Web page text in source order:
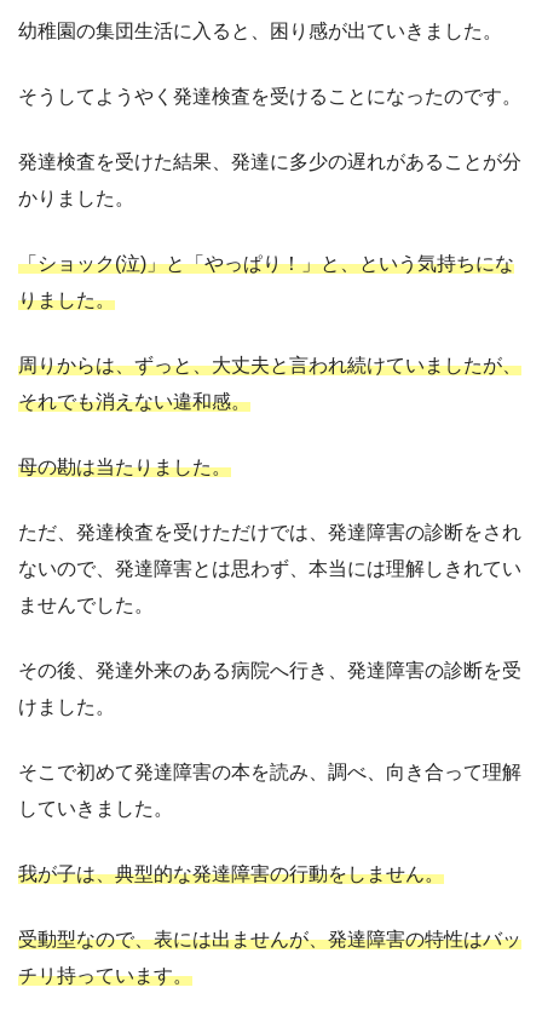
幼稚園の集団生活に入ると、困り感が出ていきました。
そうしてようやく発達検査を受けることになったのです。
発達検査を受けた結果、発達に多少の遅れがあることが分
かりました。
「ショック(泣)」と「やっぱり！」と、という気持ちにな
りました。
周りからは、ずっと、大丈夫と言われ続けていましたが、
それでも消えない違和感。
母の勘は当たりました。
ただ、発達検査を受けただけでは、発達障害の診断をされ
ないので、発達障害とは思わず、本当には理解しきれてい
ませんでした。
その後、発達外来のある病院へ行き、発達障害の診断を受
けました。
そこで初めて発達障害の本を読み、調べ、向き合って理解
していきました。
我が子は、典型的な発達障害の行動をしません。
受動型なので、表には出ませんが、発達障害の特性はバッ
チリ持っています。